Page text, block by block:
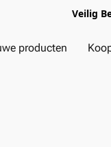
Veilig
producten